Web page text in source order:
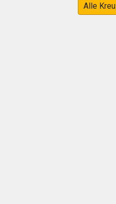
Alle